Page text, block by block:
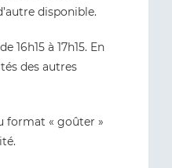
disponible.
16h15 à 17h15. En
des autres
format « goûter »